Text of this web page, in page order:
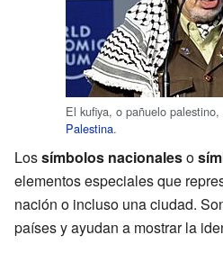
El kufiya, o pañuelo
Palestina.
Lossímbolos nacionaleso
elementos especiales que
nación o incluso una ciudad.
países y ayudan a mostrar la